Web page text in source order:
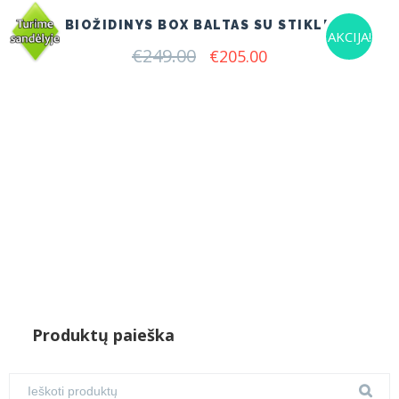
AKCIJA!
BIOŽIDINYS BOX BALTAS SU STIKLU
€249.00 Original
€205.00Current
Produktų paieška